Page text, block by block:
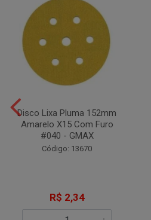
Disco Lixa Pluma 152mm
Amarelo X15 Com Furo
#040 - GMAX
Código: 13670
R$ 2,34